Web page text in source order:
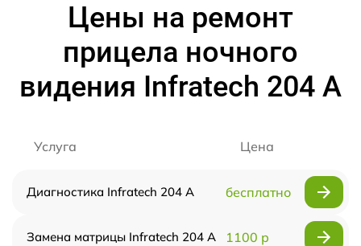
Цены на ремонт
прицела ночного
видения Infratech 204 А
Услуга Цена
Диагностика Infratech 204 А бесплатно
Замена матрицы Infratech 204 А 1100 р